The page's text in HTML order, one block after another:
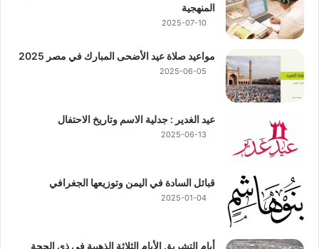
المنهجية
2025-07-10
مواعيد صلاة عيد الأضحى المبارك في مصر 2025
2025-06-05
عيد الغدير : جدلية الاسم وتاريخ الاحتفال
2025-06-13
قبائل السادة في اليمن وتوزيعها الجغرافي
2025-01-04
أيام التشريق الأيام الثلاثة الذهبية في ذي الحجة